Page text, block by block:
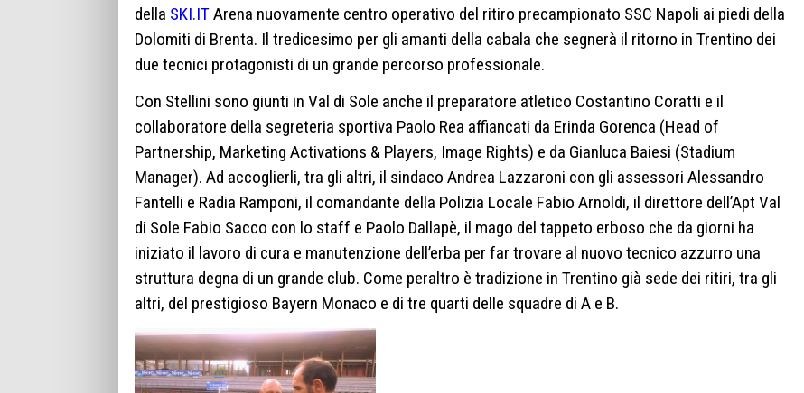
della SKI.ITArena nuovamente centro operativo del ritiro precampionato SSC Napoli ai piedi della
Dolomiti di Brenta. Il tredicesimo per gli amanti della cabala che segnerà il ritorno in Trentino dei
due tecnici protagonisti di un grande percorso professionale.
Con Stellini sono giunti in Val di Sole anche il preparatore atletico Costantino Coratti e il
collaboratore della segreteria sportiva Paolo Rea affiancati da Erinda Gorenca (Head of
Partnership, Marketing Activations & Players, Image Rights) e da Gianluca Baiesi (Stadium
Manager). Ad accoglierli, tra gli altri, il sindaco Andrea Lazzaroni con gli assessori Alessandro
Fantelli e Radia Ramponi, il comandante della Polizia Locale Fabio Arnoldi, il direttore dell’Apt Val
di Sole Fabio Sacco con lo staff e Paolo Dallapè, il mago del tappeto erboso che da giorni ha
iniziato il lavoro di cura e manutenzione dell’erba per far trovare al nuovo tecnico azzurro una
struttura degna di un grande club. Come peraltro è tradizione in Trentino già sede dei ritiri, tra gli
altri, del prestigioso Bayern Monaco e di tre quarti delle squadre di A e B.